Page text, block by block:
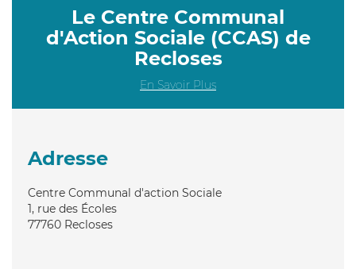
Le Centre Communal
d'Action Sociale (CCAS) de
Recloses
En Savoir Plus
Adresse
Centre Communal d'action Sociale
1, rue des Écoles
77760 Recloses